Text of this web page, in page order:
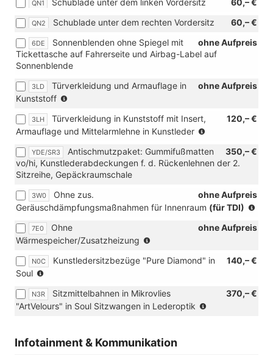
QN1
QN2 60,– €
Schublade unter dem rechten Vordersitz
6DE ohne Aufpreis
Sonnenblenden ohne Spiegel mit
Tickettasche auf Fahrerseite und Airbag-Label auf
Sonnenblende
3LD ohne Aufpreis
Türverkleidung und Armauflage in
Kunststoff
Verbindung
mit
Sitzbezüge
in
Kunstleder,
"Pure
Diamond"
mit
Interieur
Soul/Soul-
Soul/Schwarz
3LH 120,– €
Türverkleidung in Kunststoff mit Insert,
Armauflage und Mittelarmlehne in Kunstleder
Verbindung
mit
in
Kunstleder,
Dessin
"Pure
mit
Soul/Schwarz
YDE/SR3 350,– €
Antischmutzpaket: Gummifußmatten
vo/hi, Kunstlederabdeckungen f. d. Rückenlehnen der 2.
Sitzreihe, Gepäckraumschale
3W0 ohne Aufpreis
Ohne zus.
Geräuschdämpfungsmaßnahmen für Innenraum (für TDI)
7E0 ohne Aufpreis
Ohne
Wärmespeicher/Zusatzheizung
TDI)
Verbindung
mit
Sitzheizung
N0C 140,– €
Kunstledersitzbezüge "Pure Diamond" in
Soul
Verbindung
[3LD]
Armauflge
N3R 370,– €
Sitzmittelbahnen in Mikrovlies
"ArtVelours" in Soul Sitzwangen in Lederoptik
Infotainment & Kommunikation